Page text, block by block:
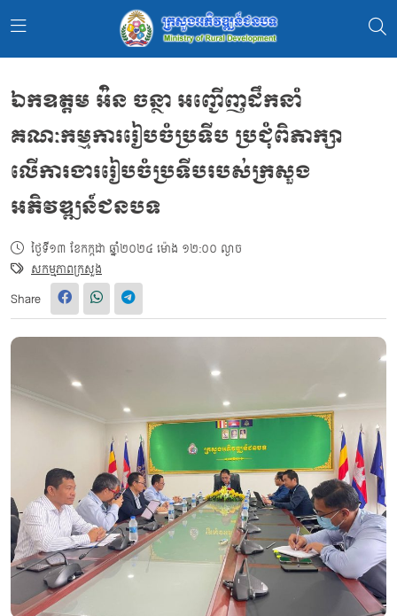
ឯកឧត្តម អ៉ិន ចន្ថា អញ្ជើញដឹកនាំ
គណៈកម្មការរៀបចំប្រទីប ប្រជុំពិភាក្សា
លើការងាររៀបចំប្រទីបរបស់ក្រសួង
អភិវឌ្ឍន៍ជនបទ
ថ្ងៃទី១៣ ខែកក្កដា ឆ្នាំ២០២៤ ម៉ោង ១២:០០ ល្ងាច
សកម្មភាពក្រសួង
Share